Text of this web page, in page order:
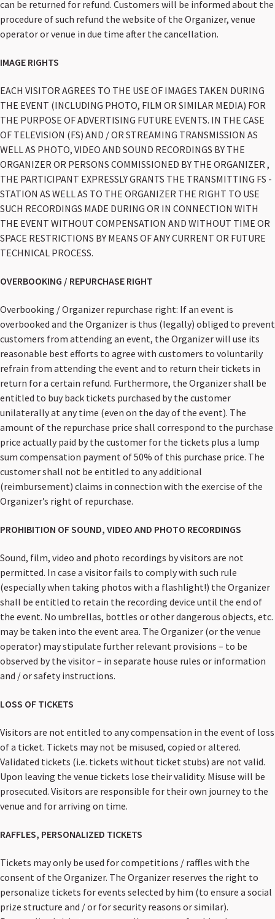
can be returned for refund. Customers will be informed about the
procedure of such refund the website of the Organizer, venue
operator or venue in due time after the cancellation.
IMAGE RIGHTS
EACH VISITOR AGREES TO THE USE OF IMAGES TAKEN DURING
THE EVENT (INCLUDING PHOTO, FILM OR SIMILAR MEDIA) FOR
THE PURPOSE OF ADVERTISING FUTURE EVENTS. IN THE CASE
OF TELEVISION (FS) AND / OR STREAMING TRANSMISSION AS
WELL AS PHOTO, VIDEO AND SOUND RECORDINGS BY THE
ORGANIZER OR PERSONS COMMISSIONED BY THE ORGANIZER ,
THE PARTICIPANT EXPRESSLY GRANTS THE TRANSMITTING FS -
STATION AS WELL AS TO THE ORGANIZER THE RIGHT TO USE
SUCH RECORDINGS MADE DURING OR IN CONNECTION WITH
THE EVENT WITHOUT COMPENSATION AND WITHOUT TIME OR
SPACE RESTRICTIONS BY MEANS OF ANY CURRENT OR FUTURE
TECHNICAL PROCESS.
OVERBOOKING / REPURCHASE RIGHT
Overbooking / Organizer repurchase right: If an event is
overbooked and the Organizer is thus (legally) obliged to prevent
customers from attending an event, the Organizer will use its
reasonable best efforts to agree with customers to voluntarily
refrain from attending the event and to return their tickets in
return for a certain refund. Furthermore, the Organizer shall be
entitled to buy back tickets purchased by the customer
unilaterally at any time (even on the day of the event). The
amount of the repurchase price shall correspond to the purchase
price actually paid by the customer for the tickets plus a lump
sum compensation payment of 50% of this purchase price. The
customer shall not be entitled to any additional
(reimbursement) claims in connection with the exercise of the
Organizer’s right of repurchase.
PROHIBITION OF SOUND, VIDEO AND PHOTO RECORDINGS
Sound, film, video and photo recordings by visitors are not
permitted. In case a visitor fails to comply with such rule
(especially when taking photos with a flashlight!) the Organizer
shall be entitled to retain the recording device until the end of
the event. No umbrellas, bottles or other dangerous objects, etc.
may be taken into the event area. The Organizer (or the venue
operator) may stipulate further relevant provisions – to be
observed by the visitor – in separate house rules or information
and / or safety instructions.
LOSS OF TICKETS
Visitors are not entitled to any compensation in the event of loss
of a ticket. Tickets may not be misused, copied or altered.
Validated tickets (i.e. tickets without ticket stubs) are not valid.
Upon leaving the venue tickets lose their validity. Misuse will be
prosecuted. Visitors are responsible for their own journey to the
venue and for arriving on time.
RAFFLES, PERSONALIZED TICKETS
Tickets may only be used for competitions / raffles with the
consent of the Organizer. The Organizer reserves the right to
personalize tickets for events selected by him (to ensure a social
prize structure and / or for security reasons or similar).